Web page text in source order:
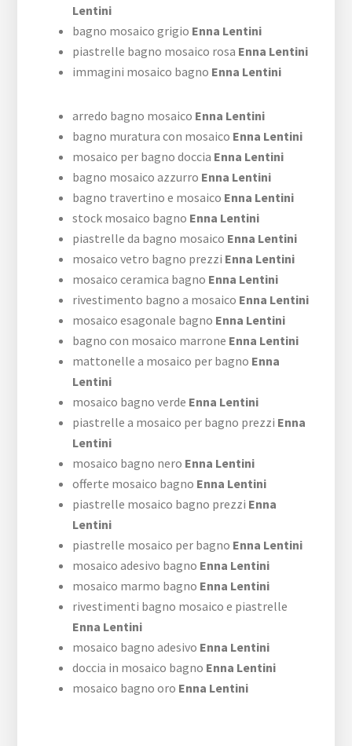
Lentini
bagno mosaico grigio Enna Lentini
piastrelle bagno mosaico rosa Enna Lentini
immagini mosaico bagno Enna Lentini
arredo bagno mosaico Enna Lentini
bagno muratura con mosaico Enna Lentini
mosaico per bagno doccia Enna Lentini
bagno mosaico azzurro Enna Lentini
bagno travertino e mosaico Enna Lentini
stock mosaico bagno Enna Lentini
piastrelle da bagno mosaico Enna Lentini
mosaico vetro bagno prezzi Enna Lentini
mosaico ceramica bagno Enna Lentini
rivestimento bagno a mosaico Enna Lentini
mosaico esagonale bagno Enna Lentini
bagno con mosaico marrone Enna Lentini
mattonelle a mosaico per bagno Enna
Lentini
mosaico bagno verde Enna Lentini
piastrelle a mosaico per bagno prezzi Enna
Lentini
mosaico bagno nero Enna Lentini
offerte mosaico bagno Enna Lentini
piastrelle mosaico bagno prezzi Enna
Lentini
piastrelle mosaico per bagno Enna Lentini
mosaico adesivo bagno Enna Lentini
mosaico marmo bagno Enna Lentini
rivestimenti bagno mosaico e piastrelle
Enna Lentini
mosaico bagno adesivo Enna Lentini
doccia in mosaico bagno Enna Lentini
mosaico bagno oro Enna Lentini